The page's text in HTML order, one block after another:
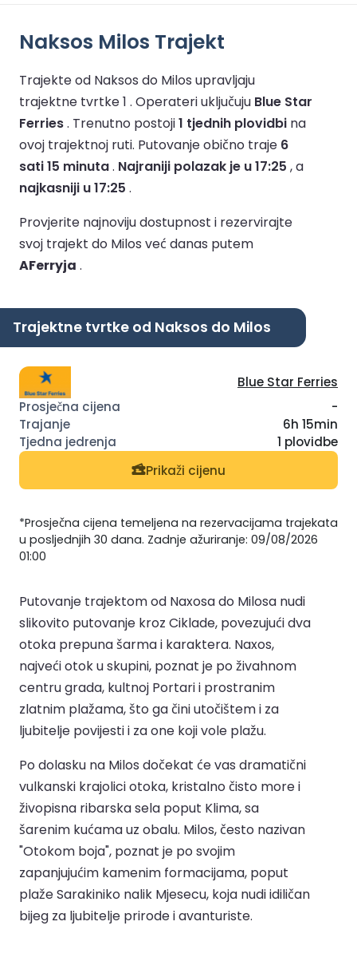
Naksos Milos Trajekt
Trajekte od Naksos do Milos upravljaju
trajektne tvrtke 1 . Operateri uključuju Blue Star
Ferries. Trenutno postoji1 tjednih plovidbi na
ovoj trajektnoj ruti. Putovanje obično traje 6
sati 15 minuta. Najraniji polazak je u 17:25 , a
najkasniji u 17:25 .
Provjerite najnoviju dostupnost i rezervirajte
svoj trajekt do Milos već danas putem
AFerryja .
Trajektne tvrtke od Naksos do Milos
Blue Star Ferries
-
6h 15min
1 plovidbe
Prikaži cijenu
*Prosječna cijena temeljena na rezervacijama trajekata
u posljednjih 30 dana. Zadnje ažuriranje: 09/08/2026
01:00
Putovanje trajektom od Naxosa do Milosa nudi
slikovito putovanje kroz Ciklade, povezujući dva
otoka prepuna šarma i karaktera. Naxos,
najveći otok u skupini, poznat je po živahnom
centru grada, kultnoj Portari i prostranim
zlatnim plažama, što ga čini utočištem i za
ljubitelje povijesti i za one koji vole plažu.
Po dolasku na Milos dočekat će vas dramatični
vulkanski krajolici otoka, kristalno čisto more i
živopisna ribarska sela poput Klima, sa
šarenim kućama uz obalu. Milos, često nazivan
"Otokom boja", poznat je po svojim
zapanjujućim kamenim formacijama, poput
plaže Sarakiniko nalik Mjesecu, koja nudi idiličan
bijeg za ljubitelje prirode i avanturiste.